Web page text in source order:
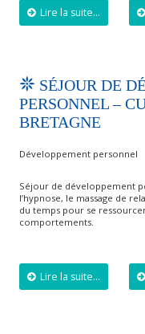
Lire la suite...
SÉJOUR DE
PERSONNEL –
BRETAGNE
Développement personnel
Séjour de développement
l’hypnose, le massage de
du temps pour se
comportements.
Lire la suite...